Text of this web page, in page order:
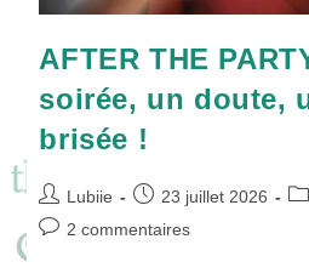
AFTER THE
soirée, un doute,
brisée !
Auteur/autrice
de
Lubiie
Publication
publiée :
23 juillet 2026
Commentaires
2 commentaires